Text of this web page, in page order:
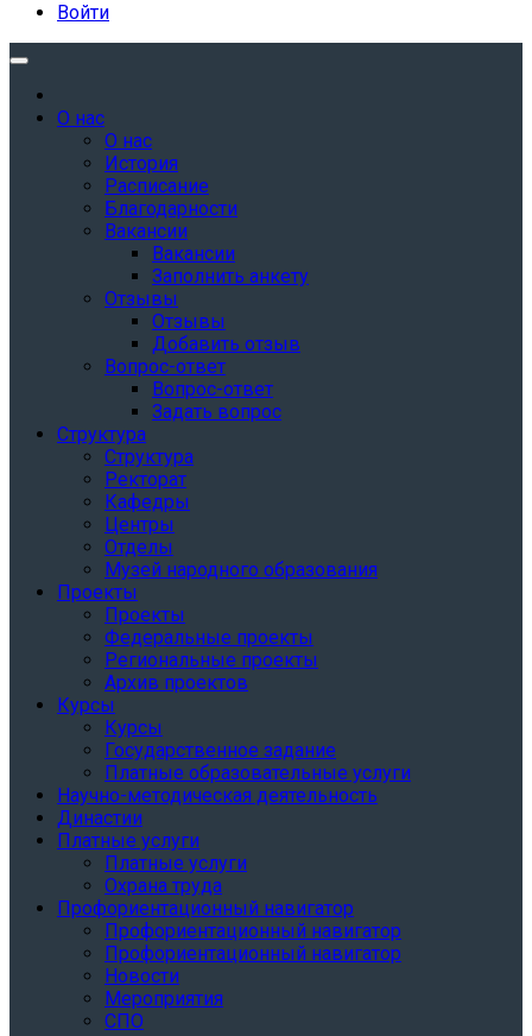
Войти
О нас
О нас
История
Расписание
Благодарности
Вакансии
Вакансии
Заполнить анкету
Отзывы
Отзывы
Добавить отзыв
Вопрос-ответ
Вопрос-ответ
Задать вопрос
Структура
Структура
Ректорат
Кафедры
Центры
Отделы
Музей народного образования
Проекты
Проекты
Федеральные проекты
Региональные проекты
Архив проектов
Курсы
Курсы
Государственное задание
Платные образовательные услуги
Научно-методическая деятельность
Династии
Платные услуги
Платные услуги
Охрана труда
Профориентационный навигатор
Профориентационный навигатор
Профориентационный навигатор
Новости
Мероприятия
СПО